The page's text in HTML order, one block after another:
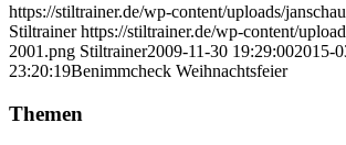
https://stiltrainer.de/wp-content/uploads/
Stiltrainer https://stiltrainer.de/wp-content/
2001.png Stiltrainer2009-11-30 19:29:002015-
23:20:19Benimmcheck Weihnachtsfeier
Themen